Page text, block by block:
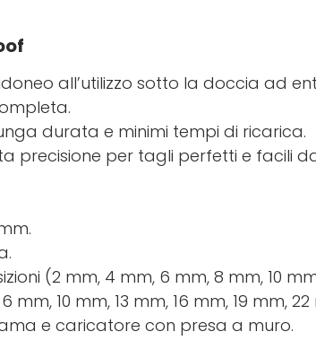
all’utilizzo sotto la doccia ad
durata e minimi tempi di ricarica.
precisione per tagli perfetti e facili
(2 mm, 4 mm, 6 mm, 8 mm, 10
10 mm, 13 mm, 16 mm, 19 mm,
e caricatore con presa a muro.